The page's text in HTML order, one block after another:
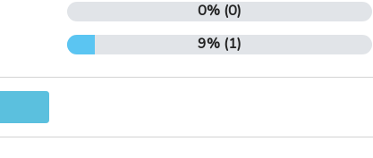
0% (0)
9% (1)